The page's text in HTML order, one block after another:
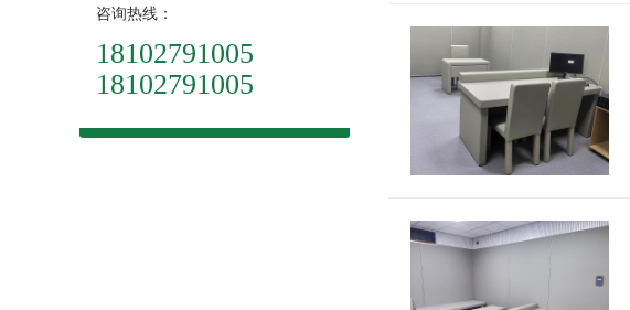
咨询热线：
18102791005
18102791005